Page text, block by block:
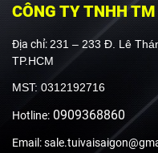
CÔNG TY TNHH
Địa chỉ: 231 – 233 Đ. Lê
TP.HCM
MST: 0312192716
Hotline: 0909368860
Email: